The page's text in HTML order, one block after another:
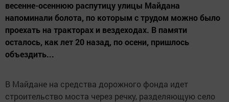
весенне-осеннюю распутицу улицы Майдана
напоминали болота, по которым с трудом можно было
проехать на тракторах и вездеходах. В памяти
осталось, как лет 20 назад, по осени, пришлось
объездить...
В Майдане на средства дорожного фонда идет
строительство моста через речку, разделяющую село